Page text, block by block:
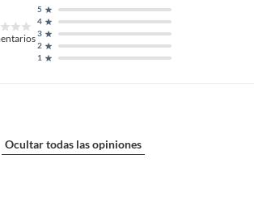
1
2
3
4
5
Ocultar todas las opiniones